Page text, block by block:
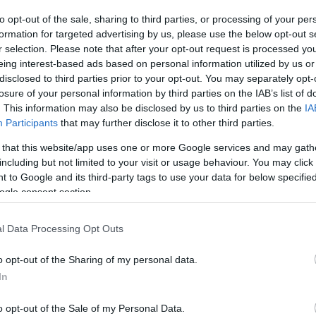
opt-out of the sale, sharing to third parties, or processing of your
for targeted advertising by us, please use the below opt-out
selection. Please note that after your opt-out request is processed
interest-based ads based on personal information utilized by us
to third parties prior to your opt-out. You may separately
of your personal information by third parties on the IAB’s list of
This information may also be disclosed by us to third parties on the
Participants that may further disclose it to other third parties.
that this website/app uses one or more Google services and may
but not limited to your visit or usage behaviour. You may
to Google and its third-party tags to use your data for below
consent section.
Data Processing Opt Outs
opt-out of the Sharing of my personal data.
opt-out of the Sale of my Personal Data.
«Είπα στους
να σταματήσουν να
στους διαιτητές!»
Έλληνες διαιτητές και τη διαιτησία στη χώρα μας,
που δέχθηκε και τις επαφές του με Ολυμπιακό, ΠΑΟΚ,
τη διαιτησία ο Σκουλάς με
και αναφέρθηκε εναντίον του Μαρκ
αλλά και της αντιμετώπισης που τυγχάνουν οι